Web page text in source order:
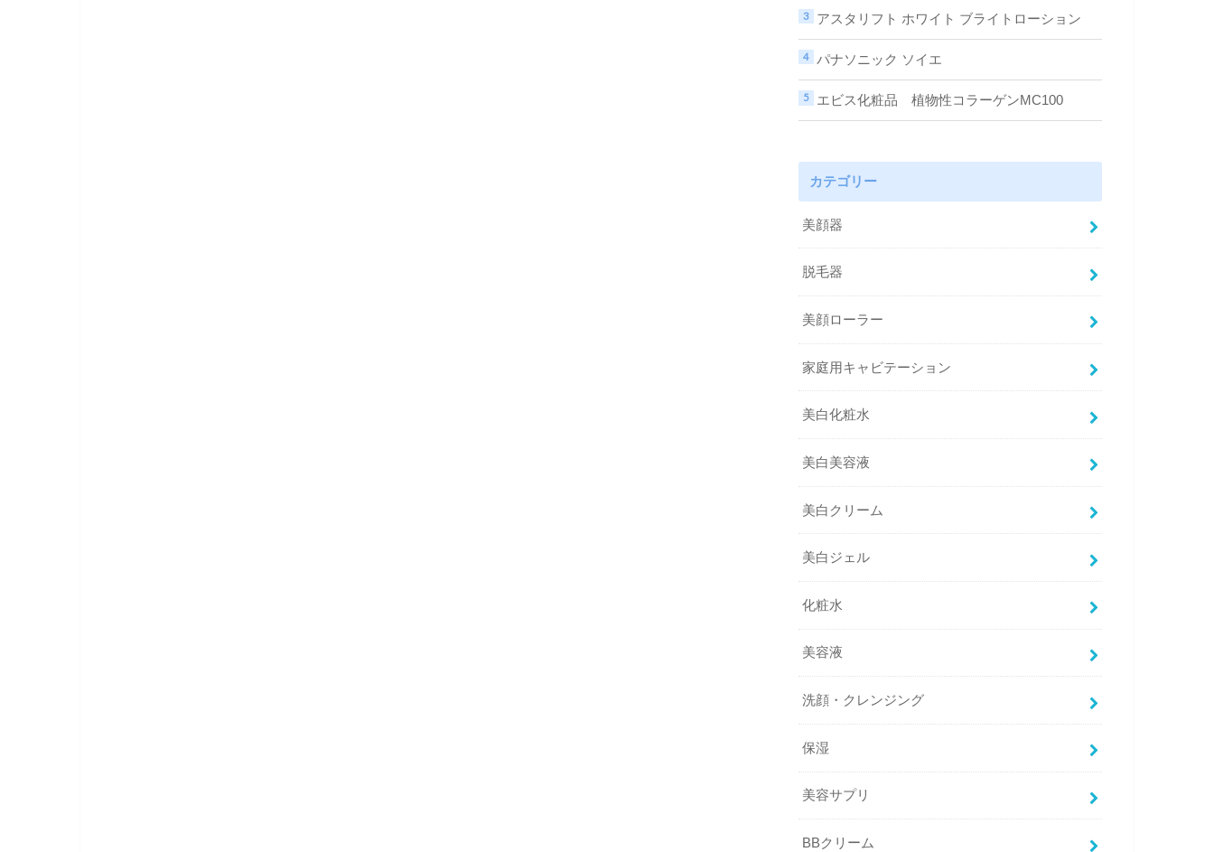
アスタリフト ホワイト ブライトローション
パナソニック ソイエ
エビス化粧品 植物性コラーゲンMC100
カテゴリー
美顔器
脱毛器
美顔ローラー
家庭用キャビテーション
美白化粧水
美白美容液
美白クリーム
美白ジェル
化粧水
美容液
洗顔・クレンジング
保湿
美容サプリ
BBクリーム